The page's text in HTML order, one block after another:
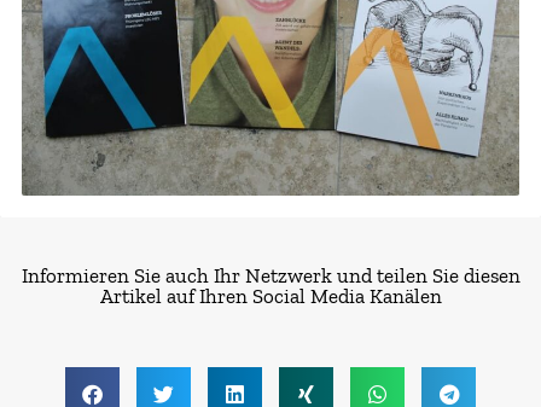
Informieren Sie auch Ihr Netzwerk und teilen Sie diesen
Artikel auf Ihren Social Media Kanälen